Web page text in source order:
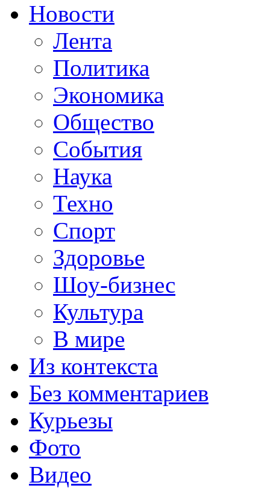
Новости
Лента
Политика
Экономика
Общество
События
Наука
Техно
Спорт
Здоровье
Шоу-бизнес
Культура
В мире
Из контекста
Без комментариев
Курьезы
Фото
Видео